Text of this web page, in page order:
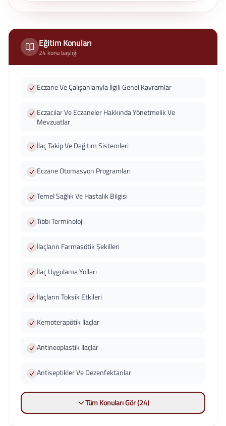
Eğitim Konuları
24 konu başlığı
Eczane Ve Çalışanlarıyla İlgili Genel Kavramlar
Eczacılar Ve Eczaneler Hakkında Yönetmelik Ve
Mevzuatlar
İlaç Takip Ve Dağıtım Sistemleri
Eczane Otomasyon Programları
Temel Sağlık Ve Hastalık Bilgisi
Tıbbi Terminoloji
İlaçların Farmasötik Şekilleri
İlaç Uygulama Yolları
İlaçların Toksik Etkileri
Kemoterapötik İlaçlar
Antineoplastik İlaçlar
Antiseptikler Ve Dezenfektanlar
Tüm Konuları Gör (24)